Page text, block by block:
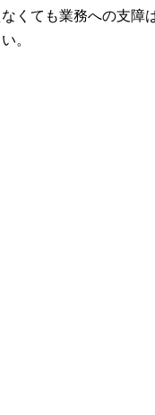
くても業務への支障
。